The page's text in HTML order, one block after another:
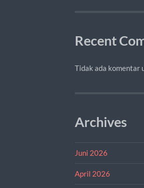
Recent
Tidak ada komentar
Archives
Juni 2026
April 2026